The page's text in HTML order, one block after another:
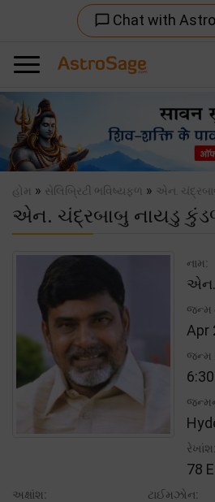
chat_bubble_outline Chat with
Previous
હોમ » સેલિબ્રિટી ભવિષ્યફળ » એન.
એન. ચંદ્રબાબુ નાયડુ
નામ:
એન.
જન્મ
Apr
જન્મ
રેખાંશ:
78
અક્ષાંશ: ટાઈમઝોન: